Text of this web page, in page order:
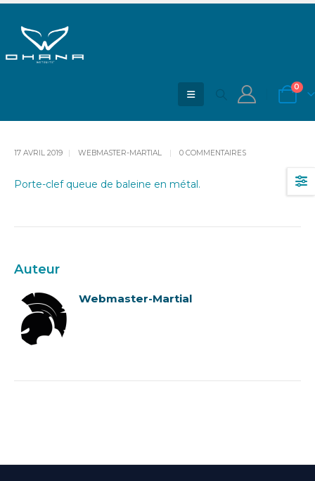
0
17 AVRIL 2019 WEBMASTER-MARTIAL 0 COMMENTAIRES
Porte-clef queue de baleine en métal.
Auteur
Webmaster-Martial